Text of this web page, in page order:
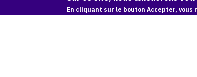
En cliquant sur le bouton Accepter,